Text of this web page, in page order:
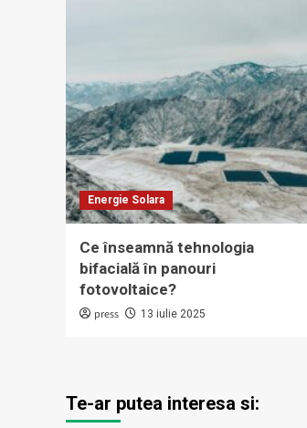
Energie Solara
Ce înseamnă tehnologia
bifacială în panouri
fotovoltaice?
press 13 iulie 2025
Te-ar putea interesa si: